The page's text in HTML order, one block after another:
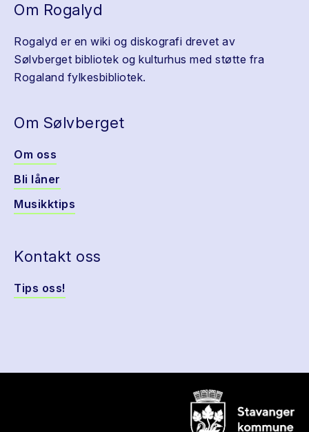
Om Rogalyd
Rogalyd er en wiki og diskografi drevet av
Sølvberget bibliotek og kulturhus med støtte fra
Rogaland fylkesbibliotek.
Om Sølvberget
Om oss
Bli låner
Musikktips
Kontakt oss
Tips oss!